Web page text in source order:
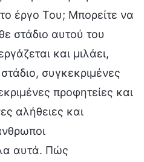
έργο Του; Μπορείτε να
στάδιο αυτού του
και μιλάει,
συγκεκριμένες
προφητείες και
αλήθειες και
αυτά. Πώς